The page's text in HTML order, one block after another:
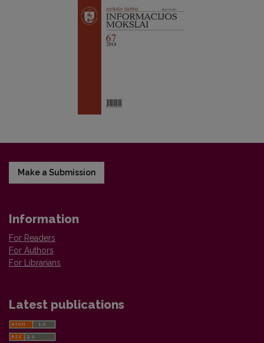
Make a Submission
Information
For Readers
For Authors
For Librarians
Latest publications